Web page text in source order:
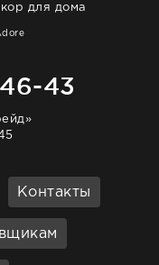
для дома
43
Контакты